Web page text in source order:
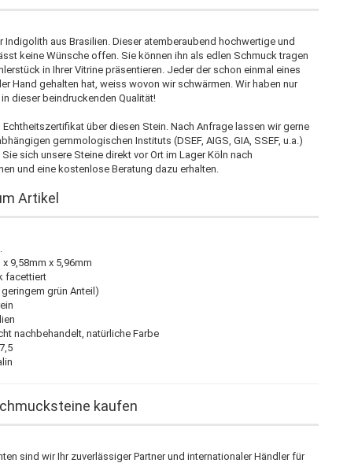
Indigolith aus Brasilien. Dieser atemberaubend hochwertige und
keine Wünsche offen. Sie können ihn als edlen Schmuck tragen
in Ihrer Vitrine präsentieren. Jeder der schon einmal eines
Hand gehalten hat, weiss wovon wir schwärmen. Wir haben nur
dieser beindruckenden Qualität!
Echtheitszertifikat über diesen Stein. Nach Anfrage lassen wir gerne
gemmologischen Instituts (DSEF, AIGS, GIA, SSEF, u.a.)
sich unsere Steine direkt vor Ort im Lager Köln nach
und eine kostenlose Beratung dazu erhalten.
Artikel
x 9,58mm x 5,96mm
facettiert
geringem grün Anteil)
nachbehandelt, natürliche Farbe
kaufen
sind wir Ihr zuverlässiger Partner und internationaler Händler für